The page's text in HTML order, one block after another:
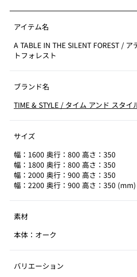
アイテム名
A TABLE IN THE SILENT FOREST / ア
トフォレスト
ブランド名
TIME & STYLE / タイム アンド スタイ
サイズ
幅：1600 奥行：800 高さ：350
幅：1800 奥行：800 高さ：350
幅：2000 奥行：900 高さ：350
幅：2200 奥行：900 高さ：350 (mm)
素材
本体：オーク
バリエーション